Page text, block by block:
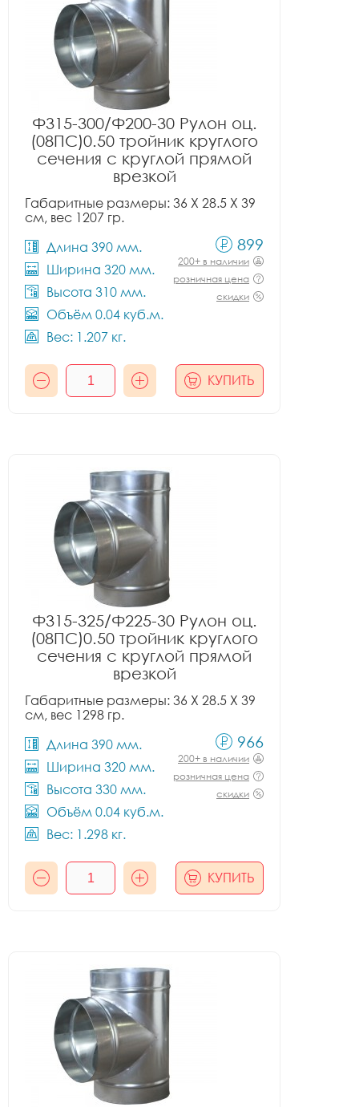
Ф315-300/Ф200-30 Рулон оц.
(08ПС)0.50 тройник круглого
сечения с круглой прямой
врезкой
Габаритные размеры: 36 X 28.5 X 39
см, вес 1207 гр.
Длина 390 мм.
Ширина 320 мм.
Высота 310 мм.
Объём 0.04 куб.м.
Вес: 1.207 кг.
899
200+ в наличии
розничная цена
скидки
КУПИТЬ
Ф315-325/Ф225-30 Рулон оц.
(08ПС)0.50 тройник круглого
сечения с круглой прямой
врезкой
Габаритные размеры: 36 X 28.5 X 39
см, вес 1298 гр.
Длина 390 мм.
Ширина 320 мм.
Высота 330 мм.
Объём 0.04 куб.м.
Вес: 1.298 кг.
966
200+ в наличии
розничная цена
скидки
КУПИТЬ